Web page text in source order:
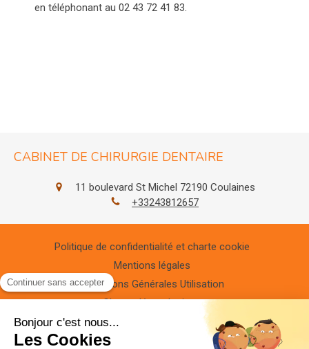
en téléphonant au 02 43 72 41 83.
CABINET DE CHIRURGIE DENTAIRE
11 boulevard St Michel 72190 Coulaines
+33243812657
Politique de confidentialité et charte cookie
Mentions légales
Conditions Générales Utilisation
Charte déontologique
Annuaires chirurgiens dentistes